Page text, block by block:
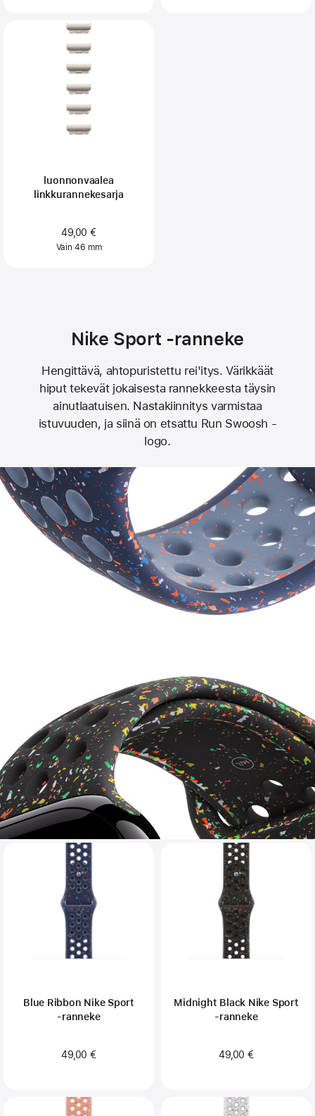
luonnonvaalea
linkkurannekesarja
49,00 €
Vain 46 mm
Nike Sport ‑ranneke
Hengittävä, ahtopuristettu rei'itys. Värikkäät
hiput tekevät jokaisesta rannekkeesta täysin
ainutlaatuisen. Nastakiinnitys varmistaa
istuvuuden, ja siinä on etsattu Run Swoosh -
logo.
Blue Ribbon Nike Sport
‑ranneke
49,00 €
Midnight Black Nike Sport
‑ranneke
49,00 €